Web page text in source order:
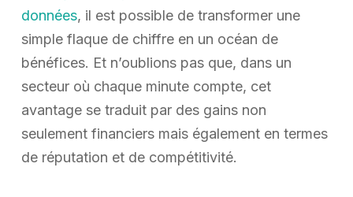
données, il est possible de transformer une
simple flaque de chiffre en un océan de
bénéfices. Et n’oublions pas que, dans un
secteur où chaque minute compte, cet
avantage se traduit par des gains non
seulement financiers mais également en termes
de réputation et de compétitivité.